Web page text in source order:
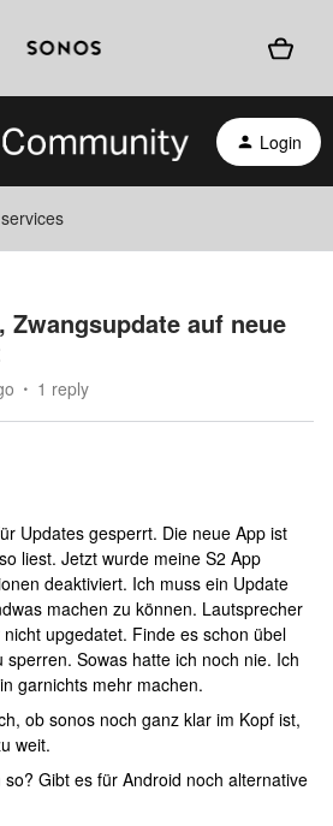
Login
Zwangsupdate auf neue
1 reply
Updates gesperrt. Die neue App ist
liest. Jetzt wurde meine S2 App
deaktiviert. Ich muss ein Update
machen zu können. Lautsprecher
upgedatet. Finde es schon übel
Sowas hatte ich noch nie. Ich
garnichts mehr machen.
ob sonos noch ganz klar im Kopf ist,
weit.
Gibt es für Android noch alternative